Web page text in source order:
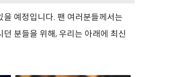
예정입니다. 팬 여러분들께서는
분들을 위해, 우리는 아래에 최신